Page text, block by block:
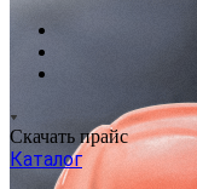
Скачать прайс
Каталог